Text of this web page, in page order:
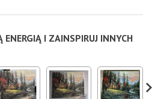
I ZAINSPIRUJ INNYCH